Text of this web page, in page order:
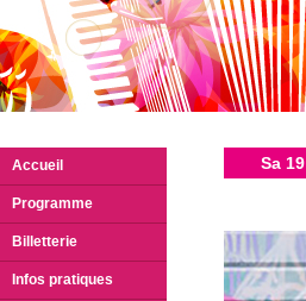
Accueil
Programme
Billetterie
Infos pratiques
Sa 19